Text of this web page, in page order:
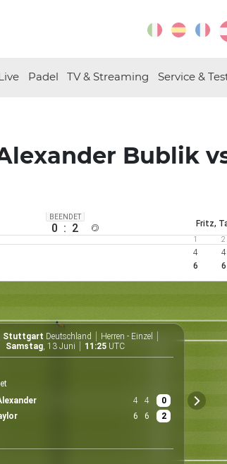
Padel TV & Streaming Service &
Bublik
BEENDET
0 : 2 Fritz,
1 2
4 4
6 6
Stuttgart Deutschland
Herren - Einzel
Samstag, 13 Juni 11:25 UTC
4 4
0
6 6 2